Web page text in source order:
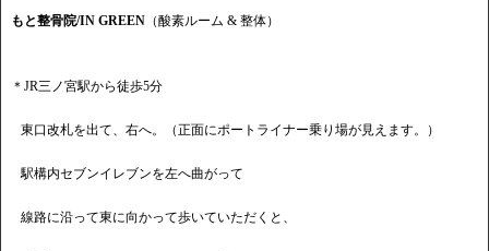
もと整骨院/IN GREEN （酸素ルーム & 整体）
＊JR三ノ宮駅から徒歩5分
東口改札を出て、右へ。（正面にポートライナー乗り場が見えます。）
駅構内セブンイレブンを左へ曲がって
線路に沿って東に向かって歩いていただくと、